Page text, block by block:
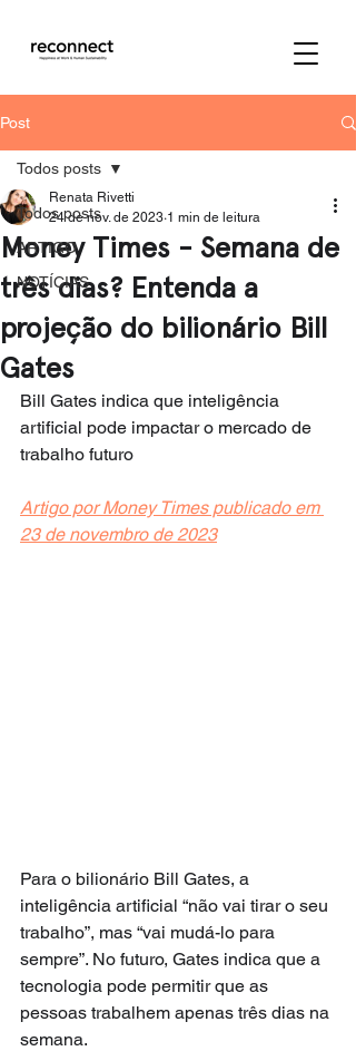
Post
Todos posts
ARTIGO
NOTÍCIAS
Todos posts
Money Times - Semana de
três dias? Entenda a
projeção do bilionário Bill
Gates
Renata Rivetti
24 de nov. de 2023 1 min de leitura
Bill Gates indica que inteligência
artificial pode impactar o mercado de
trabalho futuro
Artigo por Money Times publicado em
23 de novembro de 2023
Para o bilionário Bill Gates, a
inteligência artificial “não vai tirar o seu
trabalho”, mas “vai mudá-lo para
sempre”. No futuro, Gates indica que a
tecnologia pode permitir que as
pessoas trabalhem apenas três dias na
semana.